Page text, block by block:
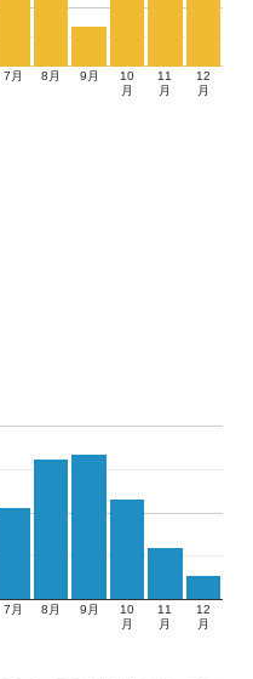
7月 8月 9月
10
月
11
月
12
月
7月 8月 9月
10
月
11
月
12
月